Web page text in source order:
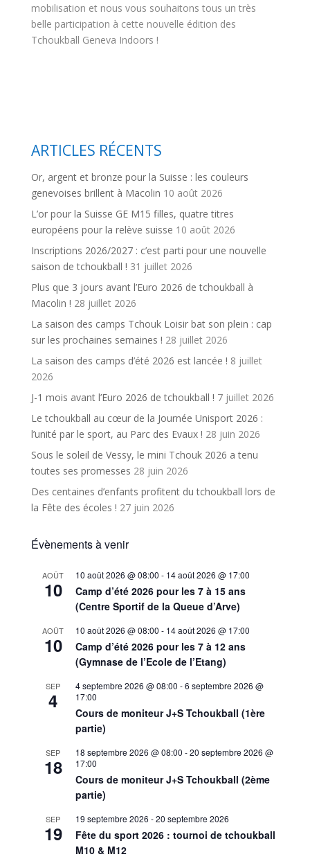
mobilisation et nous vous souhaitons tous un très
belle participation à cette nouvelle édition des
Tchoukball Geneva Indoors !
ARTICLES RÉCENTS
Or, argent et bronze pour la Suisse : les couleurs
genevoises brillent à Macolin 10 août 2026
L’or pour la Suisse GE M15 filles, quatre titres
européens pour la relève suisse 10 août 2026
Inscriptions 2026/2027 : c’est parti pour une nouvelle
saison de tchoukball ! 31 juillet 2026
Plus que 3 jours avant l’Euro 2026 de tchoukball à
Macolin ! 28 juillet 2026
La saison des camps Tchouk Loisir bat son plein : cap
sur les prochaines semaines ! 28 juillet 2026
La saison des camps d’été 2026 est lancée ! 8 juillet
2026
J-1 mois avant l’Euro 2026 de tchoukball ! 7 juillet 2026
Le tchoukball au cœur de la Journée Unisport 2026 :
l’unité par le sport, au Parc des Evaux ! 28 juin 2026
Sous le soleil de Vessy, le mini Tchouk 2026 a tenu
toutes ses promesses 28 juin 2026
Des centaines d’enfants profitent du tchoukball lors de
la Fête des écoles ! 27 juin 2026
Évènements à venir
AOÛT
10
10 août 2026 @ 08:00 - 14 août 2026 @ 17:00
Camp d’été 2026 pour les 7 à 15 ans
(Centre Sportif de la Queue d’Arve)
AOÛT
10
10 août 2026 @ 08:00 - 14 août 2026 @ 17:00
Camp d’été 2026 pour les 7 à 12 ans
(Gymnase de l’Ecole de l’Etang)
SEP
4
4 septembre 2026 @ 08:00 -6 septembre 2026 @
17:00
Cours de moniteur J+S Tchoukball (1ère
partie)
SEP
18
18 septembre 2026 @ 08:00 -20 septembre 2026 @
17:00
Cours de moniteur J+S Tchoukball (2ème
partie)
SEP
19
19 septembre 2026 -20 septembre 2026
Fête du sport 2026 : tournoi de tchoukball
M10 & M12